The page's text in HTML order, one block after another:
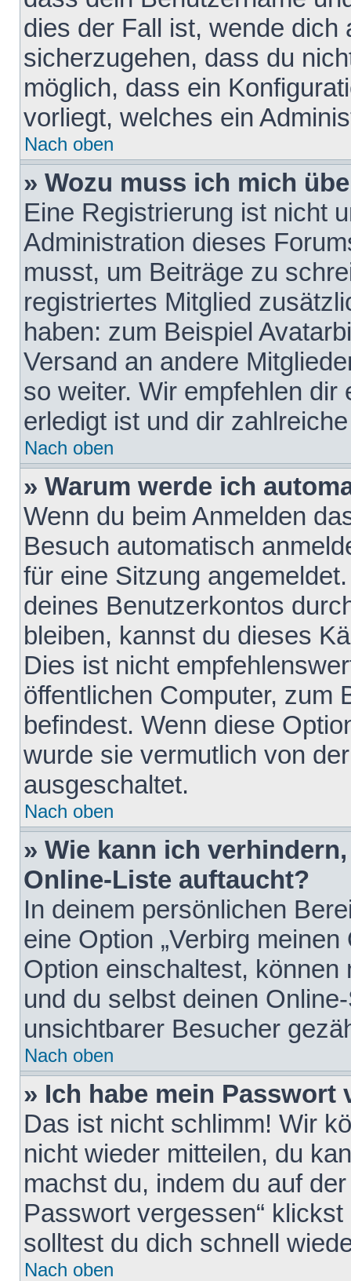
dies der Fall ist, wende dich
sicherzugehen, dass du
möglich, dass ein
vorliegt, welches ein
Nach oben
» Wozu muss ich mich
Eine Registrierung ist nicht
Administration dieses
musst, um Beiträge zu
registriertes Mitglied
haben: zum Beispiel
Versand an andere
so weiter. Wir empfehlen
erledigt ist und dir
Nach oben
» Warum werde ich
Wenn du beim Anmelden
Besuch automatisch
für eine Sitzung
deines Benutzerkontos
bleiben, kannst du dieses
Dies ist nicht
öffentlichen Computer, zum
befindest. Wenn diese
wurde sie vermutlich von
ausgeschaltet.
Nach oben
» Wie kann ich
Online-Liste auftaucht?
In deinem persönlichen
eine Option „Verbirg
Option einschaltest,
und du selbst deinen
unsichtbarer Besucher
Nach oben
» Ich habe mein Passwort
Das ist nicht schlimm! Wir
nicht wieder mitteilen, du
machst du, indem du auf
Passwort vergessen“
solltest du dich schnell
Nach oben